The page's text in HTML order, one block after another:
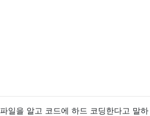
파일을 알고 코드에 하드 코딩한다고 말하